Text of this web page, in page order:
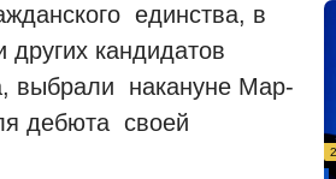
единства, в
других кандидатов
выбрали
накануне Мар-
дебюта своей